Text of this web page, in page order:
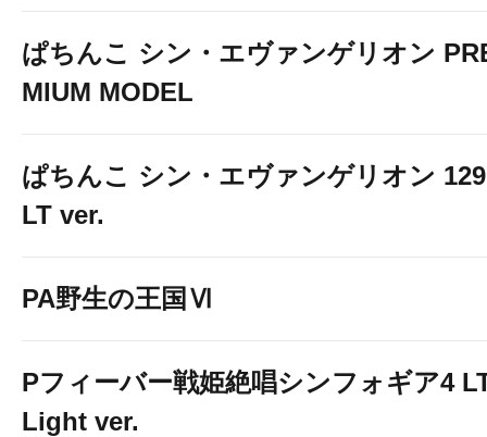
ぱちんこ シン・エヴァンゲリオン
MIUM MODEL
ぱちんこ シン・エヴァンゲリオン 129
LT ver.
PA野生の王国Ⅵ
Pフィーバー戦姫絶唱シンフォギア4
Light ver.